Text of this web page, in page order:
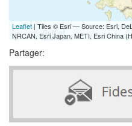
Leaflet | Tiles © Esri — Source: Esri,
NRCAN, Esri Japan, METI, Esri China
Partager: